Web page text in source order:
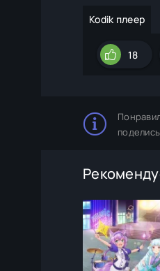
Kodik плеер
18